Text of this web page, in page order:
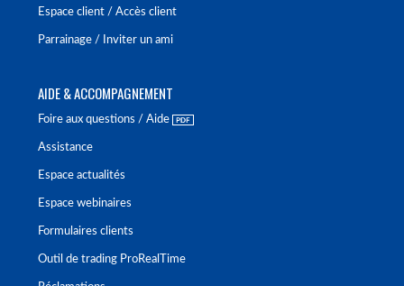
Espace client / Accès client
Parrainage / Inviter un ami
AIDE & ACCOMPAGNEMENT
Foire aux questions / Aide
Assistance
Espace actualités
Espace webinaires
Formulaires clients
Outil de trading ProRealTime